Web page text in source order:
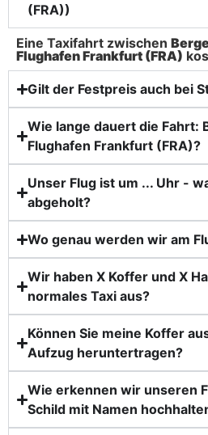
(FRA))
Eine Taxifahrt zwischen
Flughafen Frankfurt (FRA)
Gilt der Festpreis auch bei
Wie lange dauert die
Flughafen Frankfurt (FRA)?
Unser Flug ist um ... Uhr -
abgeholt?
Wo genau werden wir am
Wir haben X Koffer und X
normales Taxi aus?
Können Sie meine Koffer
Aufzug heruntertragen?
Wie erkennen wir unseren
Schild mit Namen